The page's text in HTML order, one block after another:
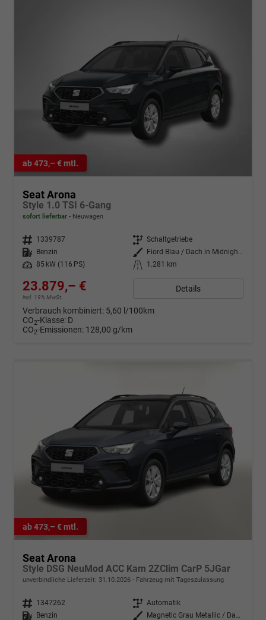
ab 473,– € mtl.
Seat Arona
Style 1.0 TSI 6-Gang
sofort lieferbar Neuwagen
Fahrzeugnr. 1339787 Getriebe Schaltgetriebe
Kraftstoff
Benzin Außenfarbe
Fiord Blau / Dach in Midnight Schwarz Metallic
Leistung
85 kW (116 PS) Kilometerstand 1.281 km
23.879,– €
incl. 19% MwSt.
Details
Verbrauch kombiniert: 5,60 l/100km
CO2-Klasse: D
CO2-Emissionen: 128,00 g/km
ab 473,– € mtl.
Seat Arona
Style DSG NeuMod ACC Kam 2ZClim CarP 5JGar
unverbindliche Lieferzeit: 31.10.2026 Fahrzeug mit Tageszulassung
Fahrzeugnr. 1347262 Getriebe Automatik
Kraftstoff
Benzin Außenfarbe Magnetic Grau Metallic / Dachfar